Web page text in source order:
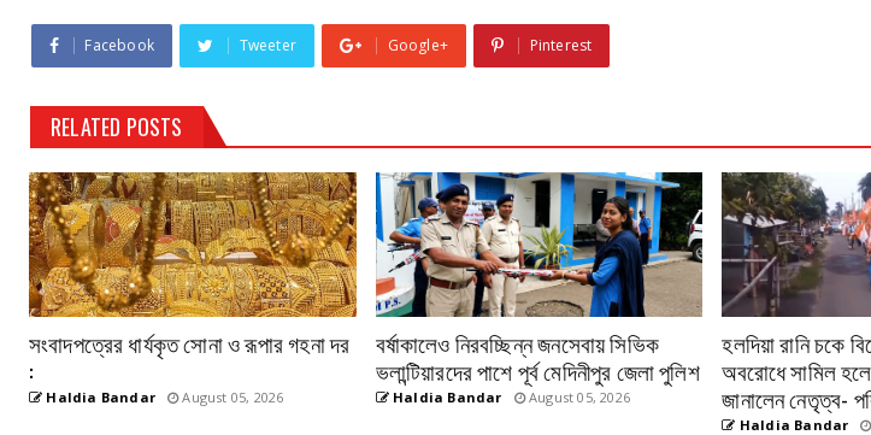
Facebook Tweeter Google+ Pinterest
RELATED POSTS
সংবাদপত্রের ধার্যকৃত সোনা ও রূপার গহনা দর
:
Haldia Bandar August 05, 2026
বর্ষাকালেও নিরবচ্ছিন্ন জনসেবায় সিভিক
ভলান্টিয়ারদের পাশে পূর্ব মেদিনীপুর জেলা পুলিশ
Haldia Bandar August 05, 2026
হলদিয়া রানি চকে
অবরোধে সামিল
জানালেন নেতৃত্ব-
Haldia Bandar